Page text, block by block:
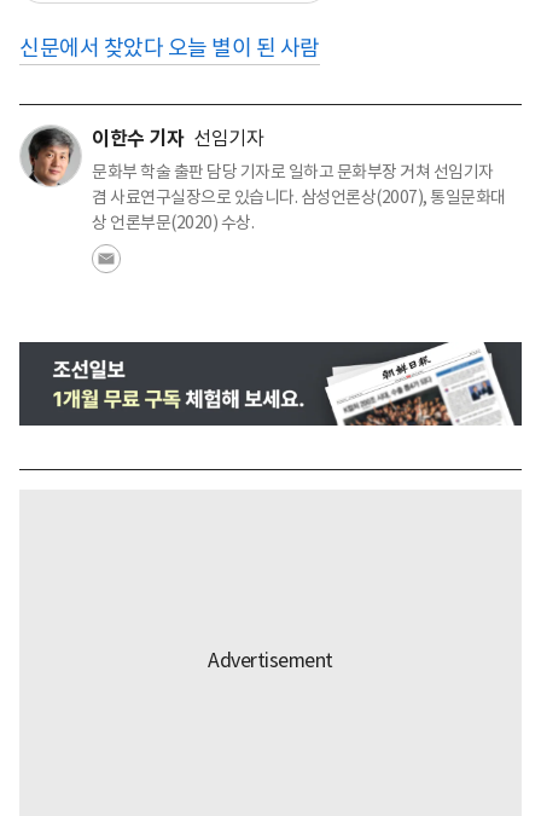
신문에서 찾았다 오늘 별이 된 사람
이한수 기자 선임기자
문화부 학술 출판 담당 기자로 일하고 문화부장 거쳐 선임기자
겸 사료연구실장으로 있습니다. 삼성언론상(2007), 통일문화대
상 언론부문(2020) 수상.